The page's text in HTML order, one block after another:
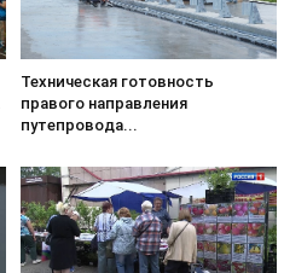
Техническая готовность
правого направления
путепровода...